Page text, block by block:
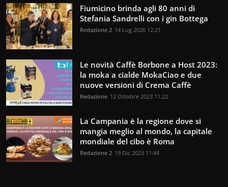
Fiumicino brinda agli 80 anni di
Stefania Sandrelli con i gin Bottega
Redazione 2 14 Lug 2026 12:21
Le novità Caffè Borbone a Host 2023:
la moka a cialde MokaCiao e due
nuove versioni di Crema Caffè
Redazione 12 Ottobre 2023 11:22
La Campania è la regione dove si
mangia meglio al mondo, la capitale
mondiale del cibo è Roma
Redazione 2 19 Dic 2023 11:44